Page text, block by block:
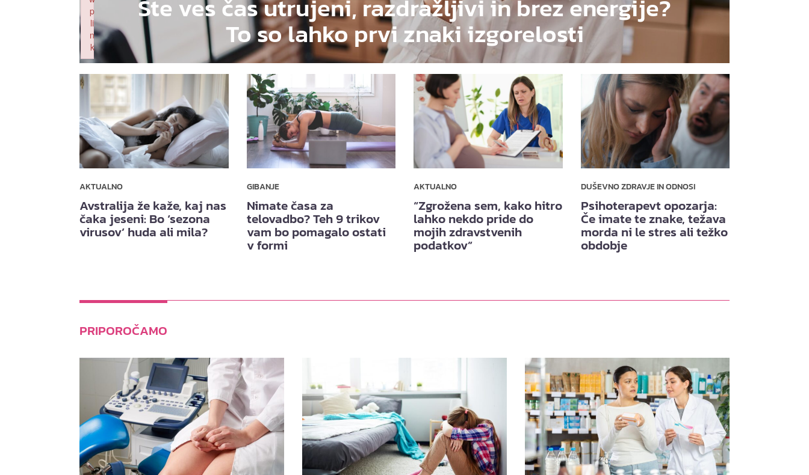
Ste ves čas utrujeni, razdražljivi in brez energije?
To so lahko prvi znaki izgorelosti
AKTUALNO
Avstralija že kaže, kaj nas
čaka jeseni: Bo ‘sezona
virusov’ huda ali mila?
GIBANJE
Nimate časa za
telovadbo? Teh 9 trikov
vam bo pomagalo ostati
v formi
AKTUALNO
“Zgrožena sem, kako hitro
lahko nekdo pride do
mojih zdravstvenih
podatkov”
DUŠEVNO ZDRAVJE IN ODNOSI
Psihoterapevt opozarja:
Če imate te znake, težava
morda ni le stres ali težko
obdobje
PRIPOROČAMO
p
li
n
k
Failed to initialize plugin: wplink